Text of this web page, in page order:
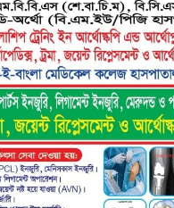
বরিশালে গভীর রাতে
শিক্ষার্থীদের তৎপরতায় অবৈধ
লোড ড্রেজার জব্দ, ৪ জনের
কারাদণ্ড
ভয়াবহ বিস্ফোরণে কেঁপে
আগুনে দগ্ধ নারী-শিশুসহ ৩,
ঝাঁপ দিয়ে প্রাণ বাঁচানোর চেষ্টা